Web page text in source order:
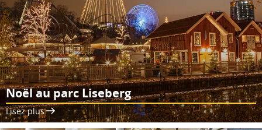
Noël au parc Liseberg
Lisez plus